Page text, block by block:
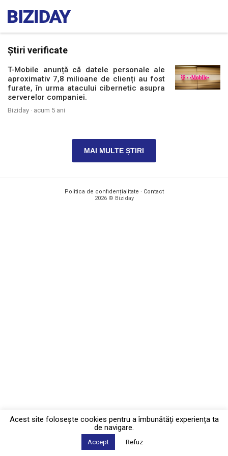
Știri verificate
T-Mobile anunță că datele personale ale
aproximativ 7,8 milioane de clienți au fost
furate, în urma atacului cibernetic asupra
serverelor companiei.
Biziday · acum 5 ani
MAI MULTE ȘTIRI
Politica de confidențialitate · Contact
2026 © Biziday
Acest site foloseşte cookies pentru a îmbunătăți experiența ta
de navigare.
Accept Refuz